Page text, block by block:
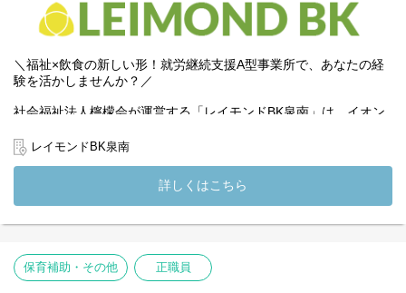
★福祉×飲食という新しい挑戦にご興味のある方、大歓迎です！
★「支援だけ」「調理だけ」ではない、“伴走型”のやりがいを感じ
られる職場です！
(変更の範囲）法人の定める業務
＼福祉×飲食の新しい形！就労継続支援A型事業所で、あなたの経
験を活かしませんか？／
社会福祉法人檸檬会が運営する「レイモンドBK泉南」は、イオン
してオープンしました。
ラボレーションにより、障がいのある方々が一般就労に近い形で
働ける環境を提供する、新しい就労継続支援A型事業所としての開
所を目指しています。
現在は、事業所開所に向けて店舗運営と並行しながら準備を進め
ている段階です。檸檬会としても4施設目となる新たな取り組みで
レイモンドBK泉南
詳しくはこちら
保育補助・その他 正職員